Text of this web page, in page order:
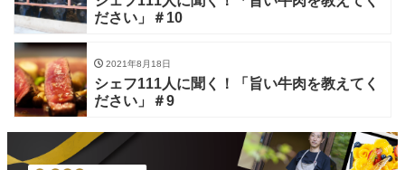
ださい」＃10
2021年8月18日
シェフ111人に聞く！「旨い牛肉を教えてく
ださい」＃9